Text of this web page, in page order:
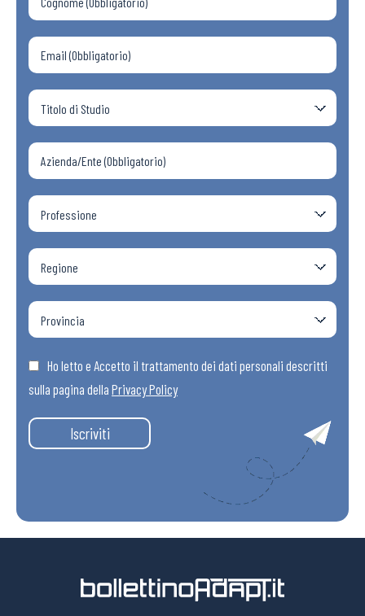
Ho letto e Accetto il trattamento dei dati personali descritti
sulla pagina della Privacy Policy
Iscriviti